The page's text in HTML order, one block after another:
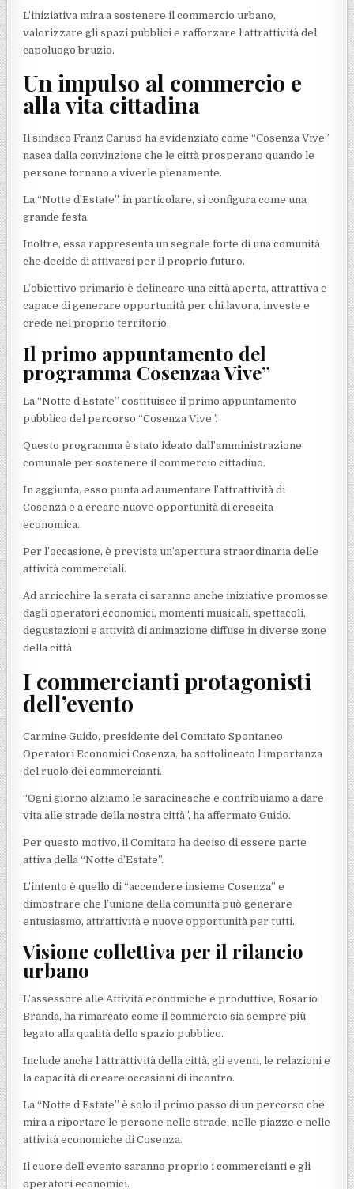
L’iniziativa mira a sostenere il commercio urbano,
valorizzare gli spazi pubblici e rafforzare l’attrattività del
capoluogo bruzio.
Un impulso al commercio e
alla vita cittadina
Il sindaco Franz Caruso ha evidenziato come “Cosenza Vive”
nasca dalla convinzione che le città prosperano quando le
persone tornano a viverle pienamente.
La “Notte d’Estate”, in particolare, si configura come una
grande festa.
Inoltre, essa rappresenta un segnale forte di una comunità
che decide di attivarsi per il proprio futuro.
L’obiettivo primario è delineare una città aperta, attrattiva e
capace di generare opportunità per chi lavora, investe e
crede nel proprio territorio.
Il primo appuntamento del
programma Cosenzaa Vive”
La “Notte d’Estate” costituisce il primo appuntamento
pubblico del percorso “Cosenza Vive”.
Questo programma è stato ideato dall’amministrazione
comunale per sostenere il commercio cittadino.
In aggiunta, esso punta ad aumentare l’attrattività di
Cosenza e a creare nuove opportunità di crescita
economica.
Per l’occasione, è prevista un’apertura straordinaria delle
attività commerciali.
Ad arricchire la serata ci saranno anche iniziative promosse
dagli operatori economici, momenti musicali, spettacoli,
degustazioni e attività di animazione diffuse in diverse zone
della città.
I commercianti protagonisti
dell’evento
Carmine Guido, presidente del Comitato Spontaneo
Operatori Economici Cosenza, ha sottolineato l’importanza
del ruolo dei commercianti.
“Ogni giorno alziamo le saracinesche e contribuiamo a dare
vita alle strade della nostra città”, ha affermato Guido.
Per questo motivo, il Comitato ha deciso di essere parte
attiva della “Notte d’Estate”.
L’intento è quello di “accendere insieme Cosenza” e
dimostrare che l’unione della comunità può generare
entusiasmo, attrattività e nuove opportunità per tutti.
Visione collettiva per il rilancio
urbano
L’assessore alle Attività economiche e produttive, Rosario
Branda, ha rimarcato come il commercio sia sempre più
legato alla qualità dello spazio pubblico.
Include anche l’attrattività della città, gli eventi, le relazioni e
la capacità di creare occasioni di incontro.
La “Notte d’Estate” è solo il primo passo di un percorso che
mira a riportare le persone nelle strade, nelle piazze e nelle
attività economiche di Cosenza.
Il cuore dell’evento saranno proprio i commercianti e gli
operatori economici.